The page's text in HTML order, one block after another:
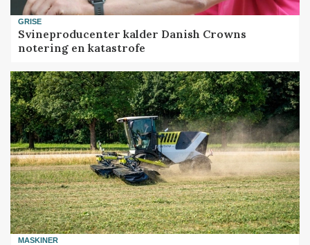
GRISE
Svineproducenter kalder Danish Crowns
notering en katastrofe
MASKINER